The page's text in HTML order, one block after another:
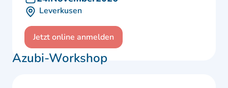
Leverkusen
Jetzt online anmelden
Azubi-Workshop